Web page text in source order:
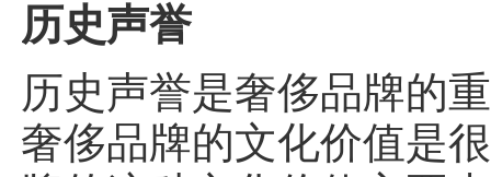
历史声誉
历史声誉是奢侈品牌的
奢侈品牌的文化价值是